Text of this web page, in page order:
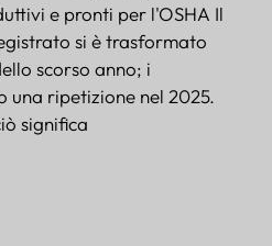
e pronti per l'OSHA Il
si è trasformato
scorso anno; i
una ripetizione nel 2025.
significa